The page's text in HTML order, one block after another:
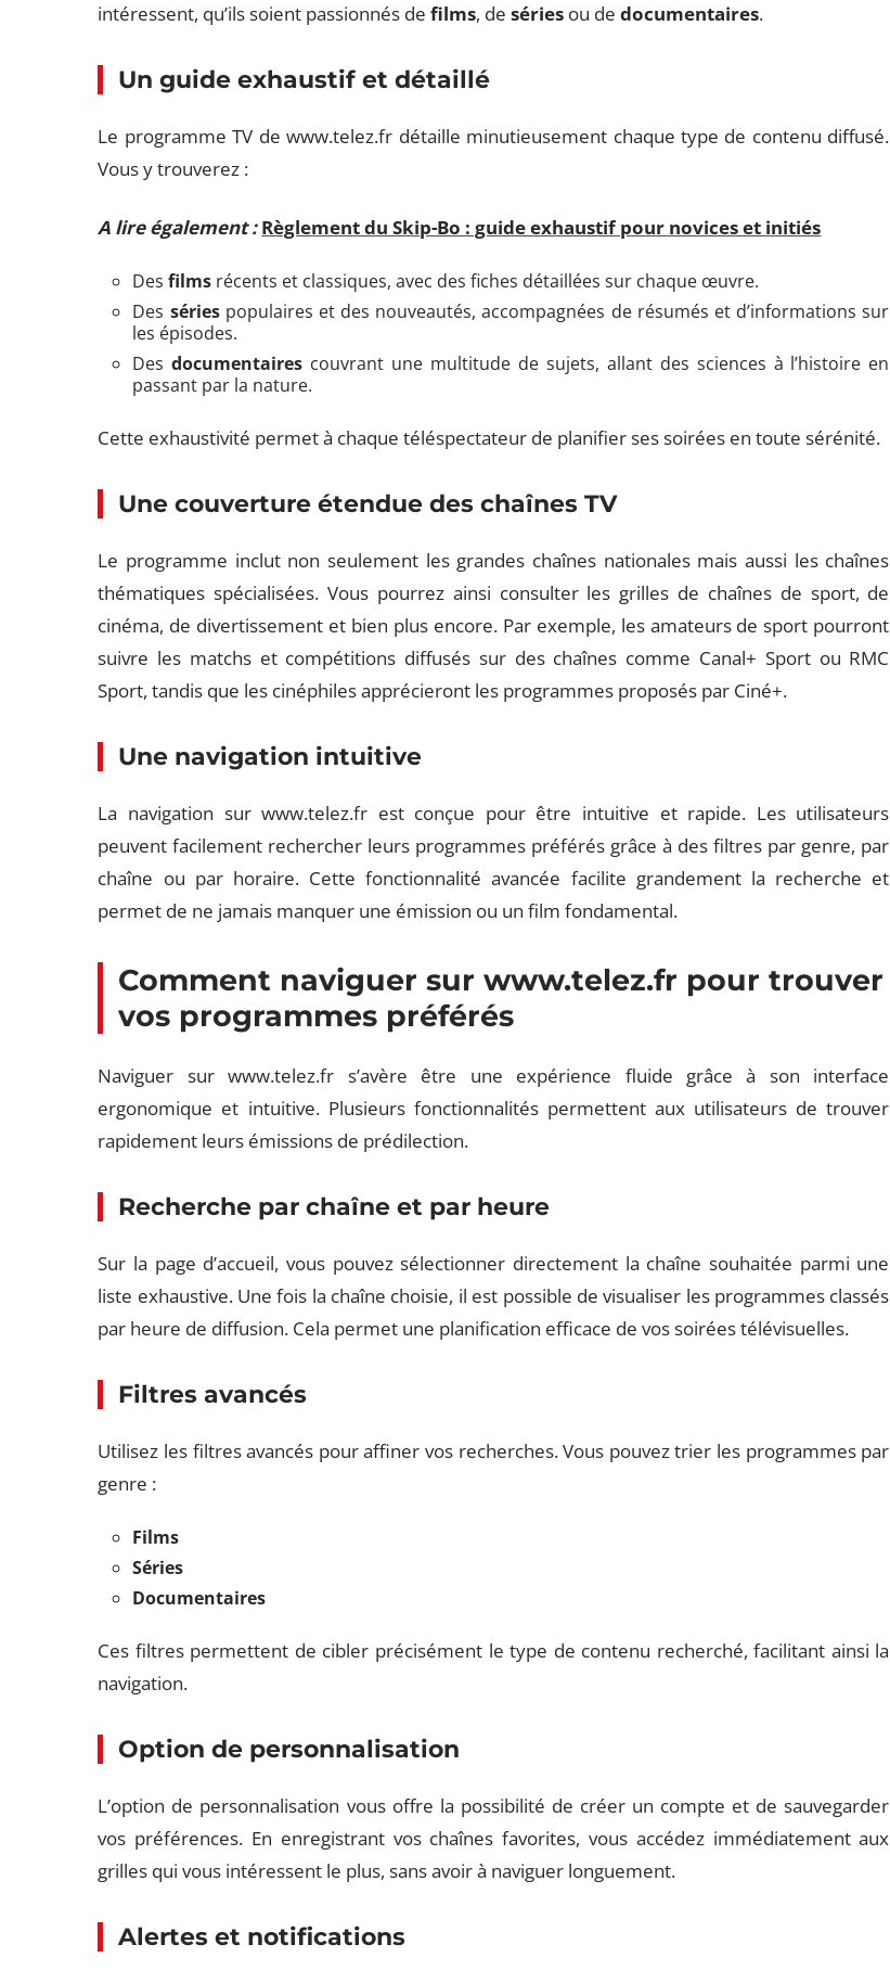
intéressent, qu’ils soient passionnés defilms, deséries ou dedocumentaires.
Un guide exhaustif et détaillé
Le programme TV de www.telez.fr détaille minutieusement chaque type de contenu diffusé.
Vous y trouverez :
A lire également : Règlement du Skip-Bo : guide exhaustif pour novices et initiés
Desfilms récents et classiques, avec des fiches détaillées sur chaque œuvre.
Des sériespopulaires et des nouveautés, accompagnées de résumés et d’informations sur
les épisodes.
Desdocumentaires couvrant une multitude de sujets, allant des sciences à l’histoire en
passant par la nature.
Cette exhaustivité permet à chaque téléspectateur de planifier ses soirées en toute sérénité.
Une couverture étendue des chaînes TV
Le programme inclut non seulement les grandes chaînes nationales mais aussi les chaînes
thématiques spécialisées. Vous pourrez ainsi consulter les grilles de chaînes de sport, de
cinéma, de divertissement et bien plus encore. Par exemple, les amateurs de sport pourront
suivre les matchs et compétitions diffusés sur des chaînes comme Canal+ Sport ou RMC
Sport, tandis que les cinéphiles apprécieront les programmes proposés par Ciné+.
Une navigation intuitive
La navigation sur www.telez.fr est conçue pour être intuitive et rapide. Les utilisateurs
peuvent facilement rechercher leurs programmes préférés grâce à des filtres par genre, par
chaîne ou par horaire. Cette fonctionnalité avancée facilite grandement la recherche et
permet de ne jamais manquer une émission ou un film fondamental.
Comment naviguer sur www.telez.fr pour trouver
vos programmes préférés
Naviguer sur www.telez.fr s’avère être une expérience fluide grâce à son interface
ergonomique et intuitive. Plusieurs fonctionnalités permettent aux utilisateurs de trouver
rapidement leurs émissions de prédilection.
Recherche par chaîne et par heure
Sur la page d’accueil, vous pouvez sélectionner directement la chaîne souhaitée parmi une
liste exhaustive. Une fois la chaîne choisie, il est possible de visualiser les programmes classés
par heure de diffusion. Cela permet une planification efficace de vos soirées télévisuelles.
Filtres avancés
Utilisez les filtres avancés pour affiner vos recherches. Vous pouvez trier les programmes par
genre :
Films
Séries
Documentaires
Ces filtres permettent de cibler précisément le type de contenu recherché, facilitant ainsi la
navigation.
Option de personnalisation
L’option de personnalisation vous offre la possibilité de créer un compte et de sauvegarder
vos préférences. En enregistrant vos chaînes favorites, vous accédez immédiatement aux
grilles qui vous intéressent le plus, sans avoir à naviguer longuement.
Alertes et notifications